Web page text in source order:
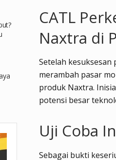
CATL
Naxtra di
Setelah kesuksesan
merambah pasar
produk Naxtra.
potensi besar
Uji Coba
Sebagai bukti